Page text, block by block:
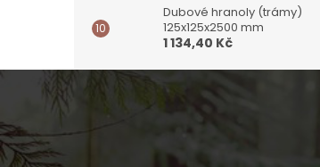
Dubové hranoly (trámy)
125x125x2500 mm
1 134,40 Kč
Z
p
a
t